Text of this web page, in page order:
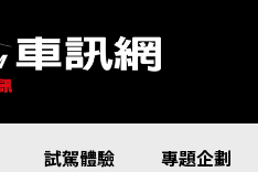
試駕體驗 專題企劃